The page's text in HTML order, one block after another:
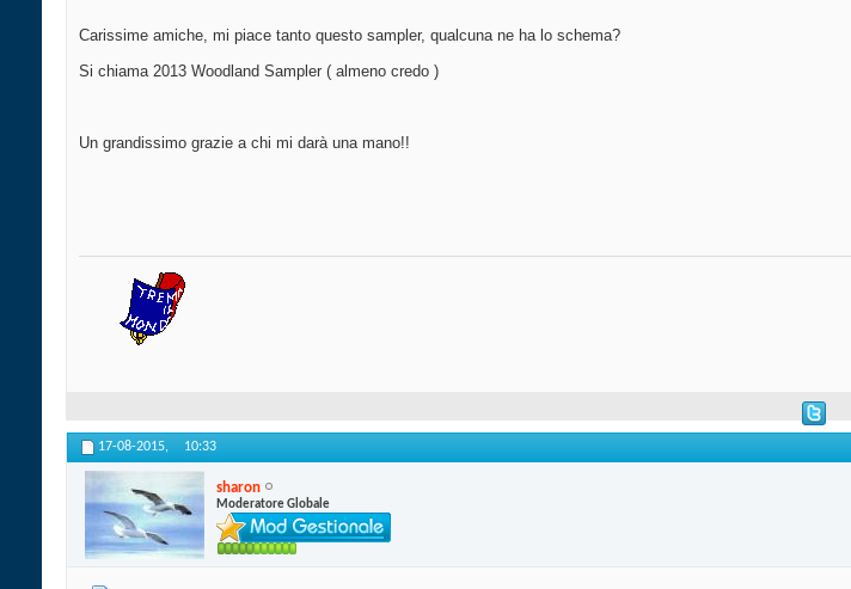
Carissime amiche, mi piace tanto questo sampler, qualcuna ne ha lo schema?
Si chiama 2013 Woodland Sampler ( almeno credo )
Un grandissimo grazie a chi mi darà una mano!!
17-08-2015, 10:33
sharon
Moderatore Globale